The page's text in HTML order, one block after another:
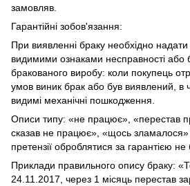
замовляв.
Гарантійні зобов'язання:
При виявленні браку необхідно
видимими ознаками несправності або
бракованого виробу: коли покупець
умов виник брак або був виявлений, в
видимі механічні пошкодження.
Описи типу: «не працює», «перестав
сказав не працює», «щось зламалося» і
претензії оброблятися за гарантією не
Приклади правильного опису браку:
24.11.2017, через 1 місяць перестав